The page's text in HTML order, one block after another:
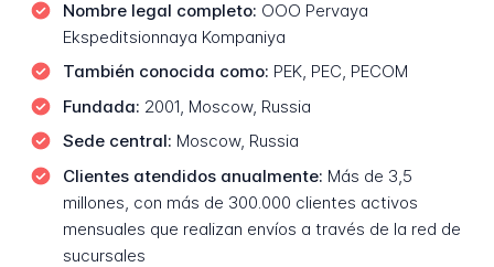
Nombre legal completo: OOO Pervaya
Ekspeditsionnaya Kompaniya
También conocida como: PEK, PEC, PECOM
Fundada: 2001, Moscow, Russia
Sede central: Moscow, Russia
Clientes atendidos anualmente: Más de 3,5
millones, con más de 300.000 clientes activos
mensuales que realizan envíos a través de la red de
sucursales